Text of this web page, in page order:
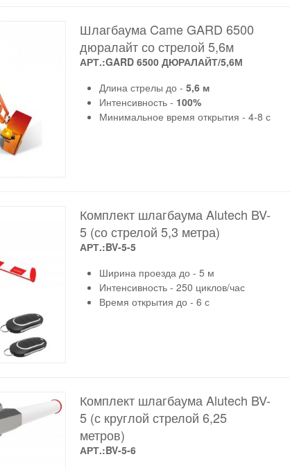
Шлагбаума Came GARD 6500
дюралайт со стрелой 5,6м
АРТ.:GARD 6500 ДЮРАЛАЙТ/5,6М
Длина стрелы до - 5,6 м
Интенсивность - 100%
Минимальное время открытия - 4-8 с
Комплект шлагбаума Alutech BV-
5 (со стрелой 5,3 метра)
АРТ.:BV-5-5
Ширина проезда до - 5 м
Интенсивность - 250 циклов/час
Время открытия до - 6 с
Комплект шлагбаума Alutech BV-
5 (с круглой стрелой 6,25
метров)
АРТ.:BV-5-6